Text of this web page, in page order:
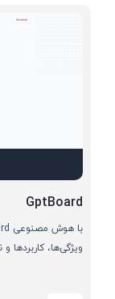
GptBoard
ویژگی‌ها، کاربردها